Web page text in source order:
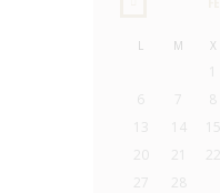
L M X
6
7
13
14 15
20
21 22
27
28